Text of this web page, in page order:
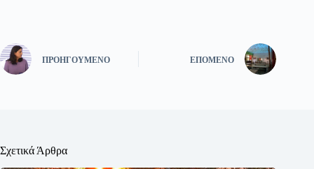
ΠΡΟΗΓΟΎΜΕΝΟ ΕΠΌΜΕΝΟ
Σχετικά Άρθρα